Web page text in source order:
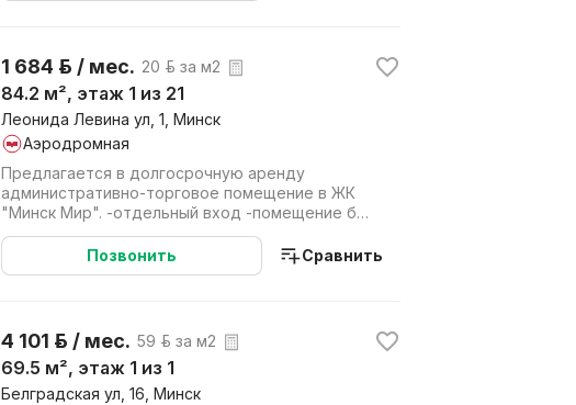
1 684 р. / мес. 20 р. за м2
84.2 м², этаж 1 из 21
Леонида Левина ул, 1, Минск
Аэродромная
Предлагается в долгосрочную аренду
административно-торговое помещение в ЖК
"Минск Мир". -отдельный вход -помещение без
отделки. -вентиляция -проти...
Позвонить
Сравнить
4 101 р. / мес. 59 р. за м2
69.5 м², этаж 1 из 1
Белградская ул, 16, Минск